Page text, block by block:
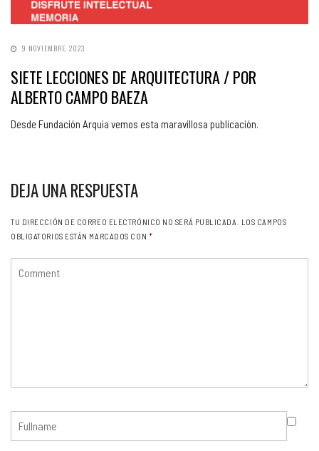
9 NOVIEMBRE, 2023
SIETE LECCIONES DE ARQUITECTURA / POR
ALBERTO CAMPO BAEZA
Desde Fundación Arquia vemos esta maravillosa publicación.
DEJA UNA RESPUESTA
TU DIRECCIÓN DE CORREO ELECTRÓNICO NO SERÁ PUBLICADA.
LOS CAMPOS
OBLIGATORIOS ESTÁN MARCADOS CON *